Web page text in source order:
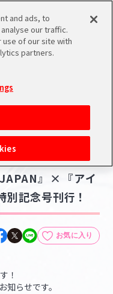
スケジュール 検索
登録について
シリアルコード・
あいことば
Pレポ
コミック
20周年イヤー】
』×『アイ
記念号刊行！
お気に入り
！
知らせです。
and ads, to
our traffic.
use of our site with
partners.